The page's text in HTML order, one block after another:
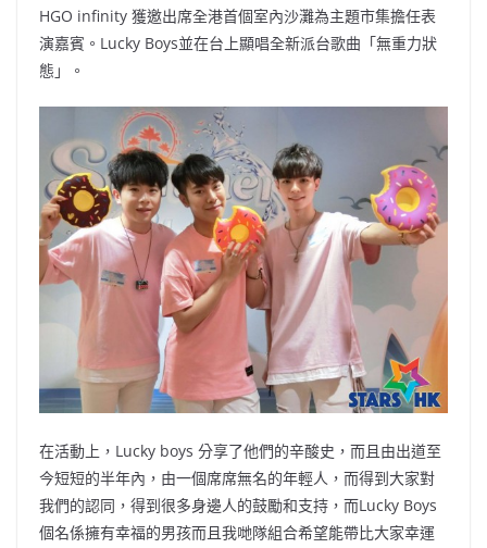
HGO infinity 獲邀出席全港首個室內沙灘為主題市集擔任表
演嘉賓。Lucky Boys並在台上顯唱全新派台歌曲「無重力狀
態」。
在活動上，Lucky boys 分享了他們的辛酸史，而且由出道至
今短短的半年內，由一個席席無名的年輕人，而得到大家對
我們的認同，得到很多身邊人的鼓勵和支持，而Lucky Boys
個名係擁有幸福的男孩而且我哋隊組合希望能帶比大家幸運